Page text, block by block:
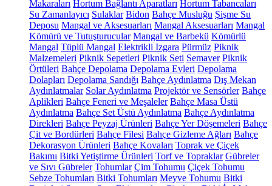
Makaraları Hortum Bağlantı Aparatları Hortum Tabancaları
Su Zamanlayıcı Sulaklar Bidon Bahçe Musluğu Şişme Su
Deposu Mangal ve Aksesuarları Mangal Aksesuarları Mangal
Kömürü ve Tutuşturucular Mangal ve Barbekü Kömürlü
Mangal Tüplü Mangal Elektrikli Izgara Pürmüz Piknik
Malzemeleri Piknik Sepetleri Piknik Seti Semaver Piknik
Örtüleri Bahçe Depolama Depolama Evleri Depolama
Dolapları Depolama Sandığı Bahçe Aydınlatma Dış Mekan
Aydınlatmalar Solar Aydınlatma Projektör ve Sensörler Bahçe
Aplikleri Bahçe Feneri ve Meşaleler Bahçe Masa Üstü
Aydınlatma Bahçe Set Üstü Aydınlatma Bahçe Aydınlatma
Direkleri Bahçe Peyzaj Ürünleri Bahçe Yer Döşemeleri Bahçe
Çit ve Bordürleri Bahçe Filesi Bahçe Gizleme Ağları Bahçe
Dekorasyon Ürünleri Bahçe Kovaları Toprak ve Çiçek
Bakımı Bitki Yetiştirme Ürünleri Torf ve Topraklar Gübreler
ve Sıvı Gübreler Tohumlar Çim Tohumu Çiçek Tohumu
Sebze Tohumları Bitki Tohumları Meyve Tohumu Bitki